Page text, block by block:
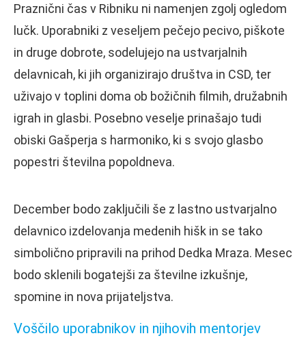
Praznični čas v Ribniku ni namenjen zgolj ogledom
lučk. Uporabniki z veseljem pečejo pecivo, piškote
in druge dobrote, sodelujejo na ustvarjalnih
delavnicah, ki jih organizirajo društva in CSD, ter
uživajo v toplini doma ob božičnih filmih, družabnih
igrah in glasbi. Posebno veselje prinašajo tudi
obiski Gašperja s harmoniko, ki s svojo glasbo
popestri številna popoldneva.
December bodo zaključili še z lastno ustvarjalno
delavnico izdelovanja medenih hišk in se tako
simbolično pripravili na prihod Dedka Mraza. Mesec
bodo sklenili bogatejši za številne izkušnje,
spomine in nova prijateljstva.
Voščilo uporabnikov in njihovih mentorjev